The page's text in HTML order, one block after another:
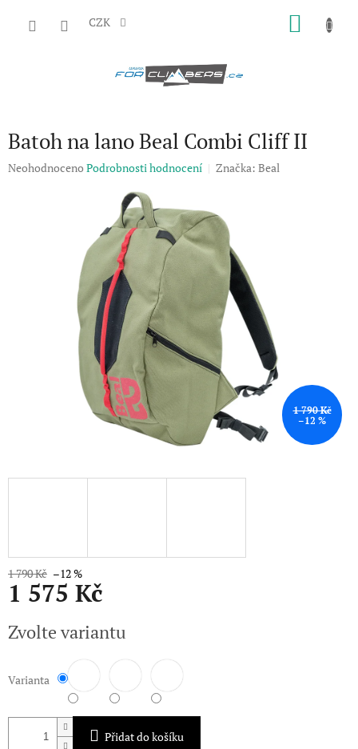
CZK
Batoh na lano Beal Combi Cliff II
Průměrné
Neohodnoceno Podrobnosti hodnocení Značka: Beal
1 790 Kč
–12 %
1 790 Kč –12 %
1 575 Kč
cena:
Zvolte variantu
Varianta
Přidat do košíku